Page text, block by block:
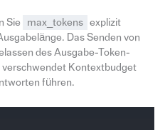
Sie max_tokens
explizit
Das Senden von
des Ausgabe-Token-
Kontextbudget
führen.